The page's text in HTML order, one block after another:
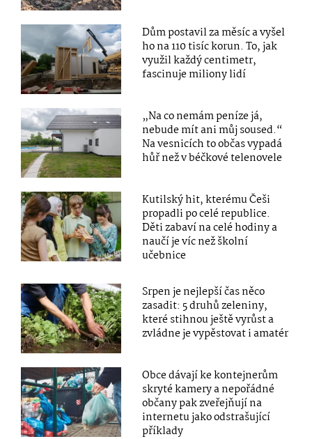
Dům postavil za měsíc a vyšel
ho na 110 tisíc korun. To, jak
využil každý centimetr,
fascinuje miliony lidí
„Na co nemám peníze já,
nebude mít ani můj soused.“
Na vesnicích to občas vypadá
hůř než v béčkové telenovele
Kutilský hit, kterému Češi
propadli po celé republice.
Děti zabaví na celé hodiny a
naučí je víc než školní
učebnice
Srpen je nejlepší čas něco
zasadit: 5 druhů zeleniny,
které stihnou ještě vyrůst a
zvládne je vypěstovat i amatér
Obce dávají ke kontejnerům
skryté kamery a nepořádné
občany pak zveřejňují na
internetu jako odstrašující
příklady